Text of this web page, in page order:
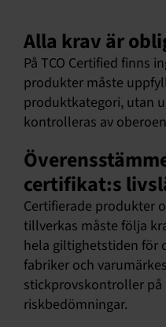
Alla krav är
På TCO Certified finns
produkter måste
produktkategori, utan
kontrolleras av
certifikat:s
Certifierade produkter
tillverkas måste följa
hela giltighetstiden för
fabriker och
stickprovskontroller på
riskbedömningar.